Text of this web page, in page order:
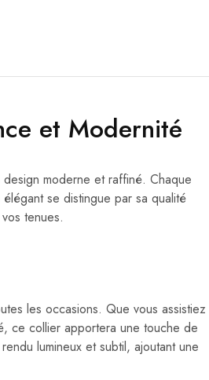
et Modernité
moderne et raffiné. Chaque
se distingue par sa qualité
tenues.
les occasions. Que vous assistiez
ce collier apportera une touche de
lumineux et subtil, ajoutant une